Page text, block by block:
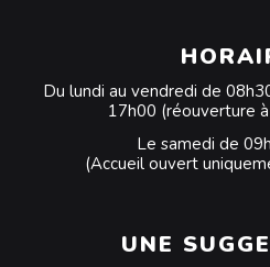
Du lundi au vendredi de
17h00 (réouverture
Le samedi de
(Accueil ouvert
UNE